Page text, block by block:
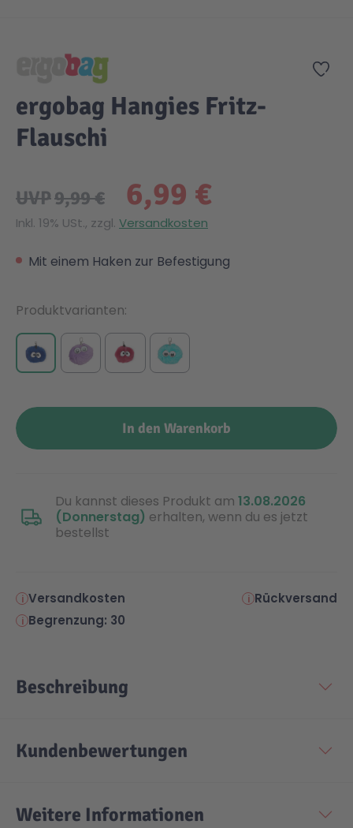
Zur
ergobag Hangies Fritz-
Flauschi
6,99 €
UVP9,99 €
Inkl. 19% USt., zzgl. Versandkosten
Mit einem Haken zur Befestigung
In den Warenkorb
Du kannst dieses Produkt am 13.08.2026
(Donnerstag) erhalten, wenn du es jetzt
bestellst
Produktvarianten
Versandkosten
Rückversand
Begrenzung: 30
Beschreibung
Kundenbewertungen
Weitere Informationen